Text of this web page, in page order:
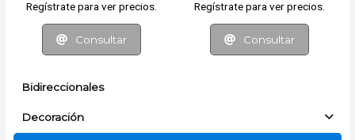
Bidireccionales
Decoración
Regístrate para ver precios.
Consultar
Regístrate para ver precios.
Consultar